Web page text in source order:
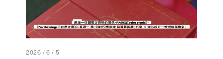
2026 / 6 / 5